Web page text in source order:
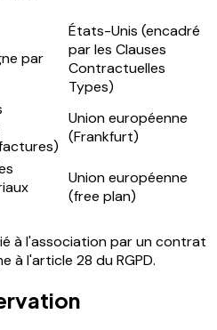
par
États-Unis (encadré
par les Clauses
Contractuelles
Types)
Union européenne
(Frankfurt)
Union européenne
(free plan)
à l'association par un contrat
à l'article 28 du RGPD.